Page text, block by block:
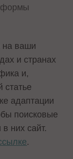
на ваши
и странах
и,
статье
адаптации
поисковые
них сайт.
.